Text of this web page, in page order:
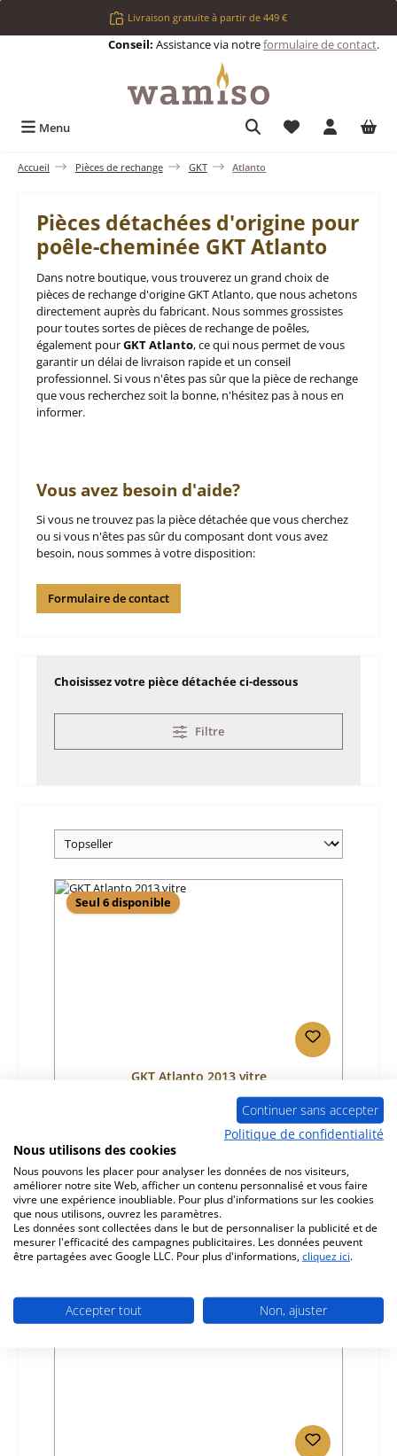
Passer au contenu principalLivraison gratuite à partir de 449 €
Conseil: Assistance via notreformulaire de contact.
Menu Vous avez 0
Accueil Pièces de rechange GKT Atlanto
Pièces détachées d'origine pour
poêle-cheminée GKT Atlanto
Dans notre boutique, vous trouverez un grand choix de
pièces de rechange d'origine GKT Atlanto, que nous achetons
directement auprès du fabricant. Nous sommes grossistes
pour toutes sortes de pièces de rechange de poêles,
également pourGKT Atlanto, ce qui nous permet de vous
garantir un délai de livraison rapide et un conseil
professionnel. Si vous n'êtes pas sûr que la pièce de rechange
que vous recherchez soit la bonne, n'hésitez pas à nous en
informer.
Vous avez besoin d'aide?
Si vous ne trouvez pas la pièce détachée que vous cherchez
ou si vous n'êtes pas sûr du composant dont vous avez
besoin, nous sommes à votre disposition:
Formulaire de contact
Choisissez votre pièce détachée ci-dessous
Filtre
Seul 6 disponible
GKT Atlanto 2013 vitre
01000885
Fabricant:
Prix régulier :
132,00 €
Disponible, délai de livraison : 4-6 jours
Détails
Continuer sans accepter
Politique de confidentialité
Nous utilisons des cookies
Nous pouvons les placer pour analyser les données de nos visiteurs,
améliorer notre site Web, afficher un contenu personnalisé et vous faire
vivre une expérience inoubliable. Pour plus d'informations sur les cookies
que nous utilisons, ouvrez les paramètres.
Les données sont collectées dans le but de personnaliser la publicité et de
mesurer l'efficacité des campagnes publicitaires. Les données peuvent
être partagées avec Google LLC. Pour plus d'informations,cliquez ici.
Accepter tout Non, ajuster